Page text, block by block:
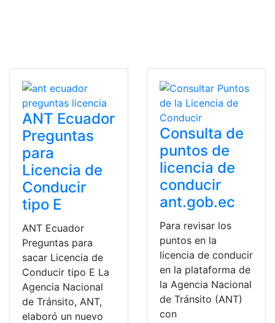
ANT Ecuador
Preguntas
para
Licencia de
Conducir
tipo E
ANT Ecuador
Preguntas para
sacar Licencia de
Conducir tipo E La
Agencia Nacional
de Tránsito, ANT,
elaboró un nuevo
Consulta de
puntos de
licencia de
conducir
ant.gob.ec
Para revisar los
puntos en la
licencia de conducir
en la plataforma de
la Agencia Nacional
de Tránsito (ANT)
con